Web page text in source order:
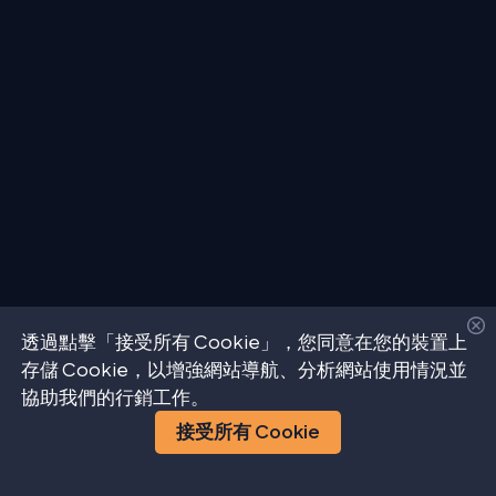
透過點擊「接受所有 Cookie」，您同意在您的裝置上
存儲 Cookie，以增強網站導航、分析網站使用情況並
協助我們的行銷工作。
接受所有 Cookie